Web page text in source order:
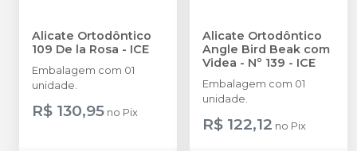
Alicate Ortodôntico
109 De la Rosa - ICE
Embalagem com 01
unidade.
R$ 130,95 no Pix
Alicate Ortodôntico
Angle Bird Beak com
Videa - Nº 139 - ICE
Embalagem com 01
unidade.
R$ 122,12 no Pix